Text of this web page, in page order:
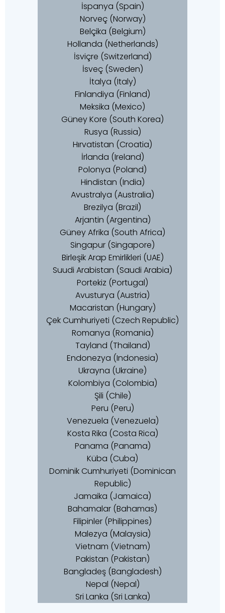
İspanya (Spain)
Norveç (Norway)
Belçika (Belgium)
Hollanda (Netherlands)
İsviçre (Switzerland)
İsveç (Sweden)
İtalya (Italy)
Finlandiya (Finland)
Meksika (Mexico)
Güney Kore (South Korea)
Rusya (Russia)
Hırvatistan (Croatia)
İrlanda (Ireland)
Polonya (Poland)
Hindistan (India)
Avustralya (Australia)
Brezilya (Brazil)
Arjantin (Argentina)
Güney Afrika (South Africa)
Singapur (Singapore)
Birleşik Arap Emirlikleri (UAE)
Suudi Arabistan (Saudi Arabia)
Portekiz (Portugal)
Avusturya (Austria)
Macaristan (Hungary)
Çek Cumhuriyeti (Czech Republic)
Romanya (Romania)
Tayland (Thailand)
Endonezya (Indonesia)
Ukrayna (Ukraine)
Kolombiya (Colombia)
Şili (Chile)
Peru (Peru)
Venezuela (Venezuela)
Kosta Rika (Costa Rica)
Panama (Panama)
Küba (Cuba)
Dominik Cumhuriyeti (Dominican
Republic)
Jamaika (Jamaica)
Bahamalar (Bahamas)
Filipinler (Philippines)
Malezya (Malaysia)
Vietnam (Vietnam)
Pakistan (Pakistan)
Bangladeş (Bangladesh)
Nepal (Nepal)
Sri Lanka (Sri Lanka)